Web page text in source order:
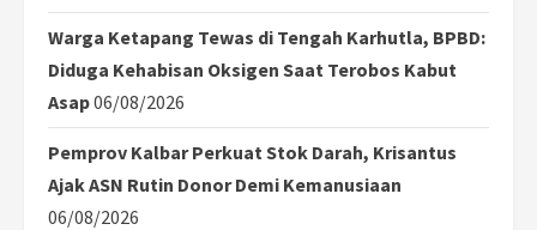
Warga Ketapang Tewas di Tengah Karhutla, BPBD:
Diduga Kehabisan Oksigen Saat Terobos Kabut
Asap06/08/2026
Pemprov Kalbar Perkuat Stok Darah, Krisantus
Ajak ASN Rutin Donor Demi Kemanusiaan
06/08/2026